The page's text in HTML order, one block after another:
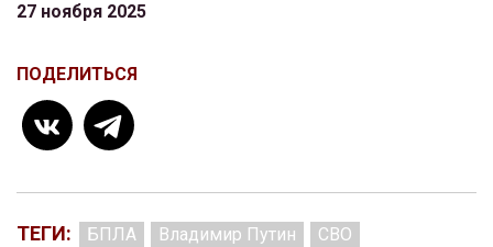
27 ноября 2025
ПОДЕЛИТЬСЯ
ТЕГИ: БПЛА Владимир Путин СВО